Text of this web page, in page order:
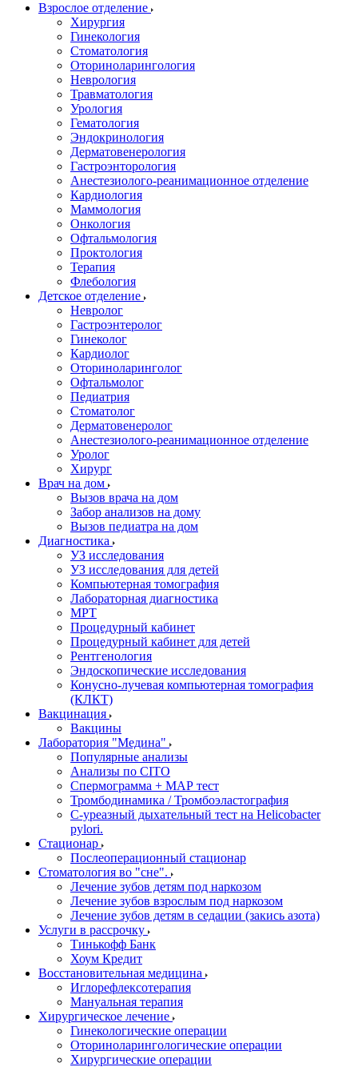
Взрослое отделение
Хирургия
Гинекология
Стоматология
Оториноларингология
Неврология
Травматология
Урология
Гематология
Эндокринология
Дерматовенерология
Гастроэнторология
Анестезиолого-реанимационное отделение
Кардиология
Маммология
Онкология
Офтальмология
Проктология
Терапия
Флебология
Детское отделение
Невролог
Гастроэнтеролог
Гинеколог
Кардиолог
Оториноларинголог
Офтальмолог
Педиатрия
Стоматолог
Дерматовенеролог
Анестезиолого-реанимационное отделение
Уролог
Хирург
Врач на дом
Вызов врача на дом
Забор анализов на дому
Вызов педиатра на дом
Диагностика
УЗ исследования
УЗ исследования для детей
Компьютерная томография
Лабораторная диагностика
МРТ
Процедурный кабинет
Процедурный кабинет для детей
Рентгенология
Эндоскопические исследования
Конусно-лучевая компьютерная томография
(КЛКТ)
Вакцинация
Вакцины
Лаборатория "Медина"
Популярные анализы
Анализы по CITO
Спермограмма + МАР тест
Тромбодинамика / Тромбоэластография
С-уреазный дыхательный тест на Helicobacter
pylori.
Стационар
Послеоперационный стационар
Стоматология во "сне".
Лечение зубов детям под наркозом
Лечение зубов взрослым под наркозом
Лечение зубов детям в седации (закись азота)
Услуги в рассрочку
Тинькофф Банк
Хоум Кредит
Восстановительная медицина
Иглорефлексотерапия
Мануальная терапия
Хирургическое лечение
Гинекологические операции
Оториноларингологические операции
Хирургические операции